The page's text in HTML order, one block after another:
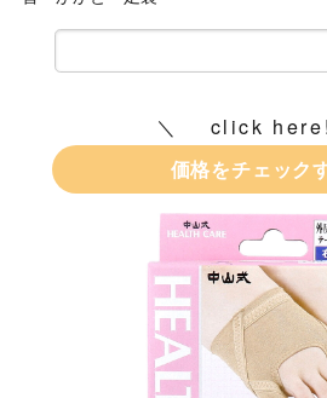
click here!
価格をチェック